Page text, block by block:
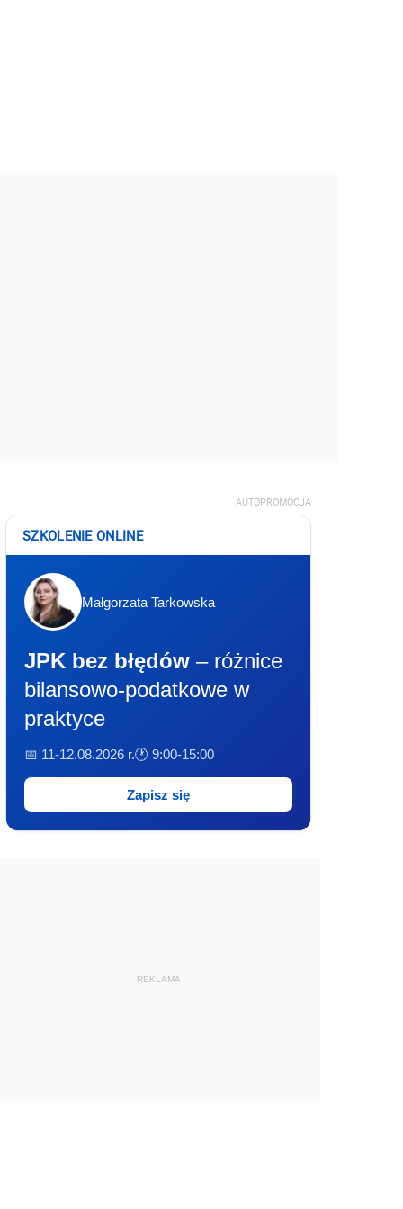
AUTOPROMOCJA
SZKOLENIE ONLINE
Małgorzata Tarkowska
JPK bez błędów – różnice
bilansowo-podatkowe w
praktyce
📅 11-12.08.2026 r.🕐 9:00-15:00
Zapisz się
REKLAMA